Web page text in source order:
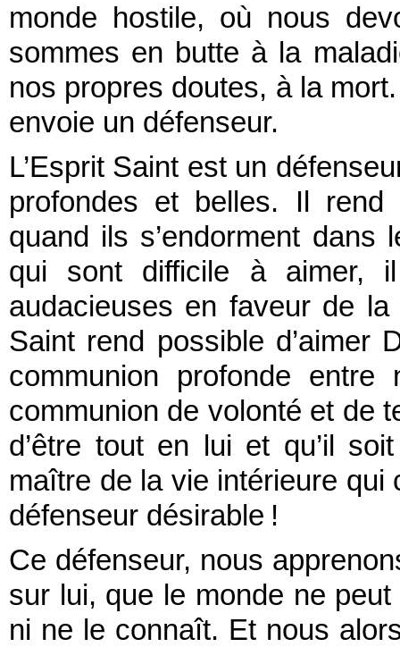
monde hostile, où nous
sommes en butte à la
nos propres doutes, à la
envoie un défenseur.
L’Esprit Saint est un
profondes et belles. Il
quand ils s’endorment
qui sont difficile à aimer,
audacieuses en faveur de
Saint rend possible d’aimer
communion profonde
communion de volonté et de
d’être tout en lui et qu’il
maître de la vie intérieure
défenseur désirable !
Ce défenseur, nous
sur lui, que le monde ne
ni ne le connaît. Et nous